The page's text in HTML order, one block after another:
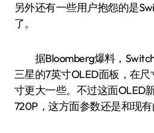
另外还有一些用户抱怨的是
了。
据Bloomberg爆料，
三星的7英寸OLED面板，在
寸更大一些。不过这面OLED
720P，这方面参数还是和现有